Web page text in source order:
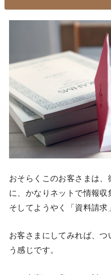
おそらくこのお客さまは
に、かなりネットで情報収
そしてようやく「資料請求
お客さまにしてみれば、
う感じです。